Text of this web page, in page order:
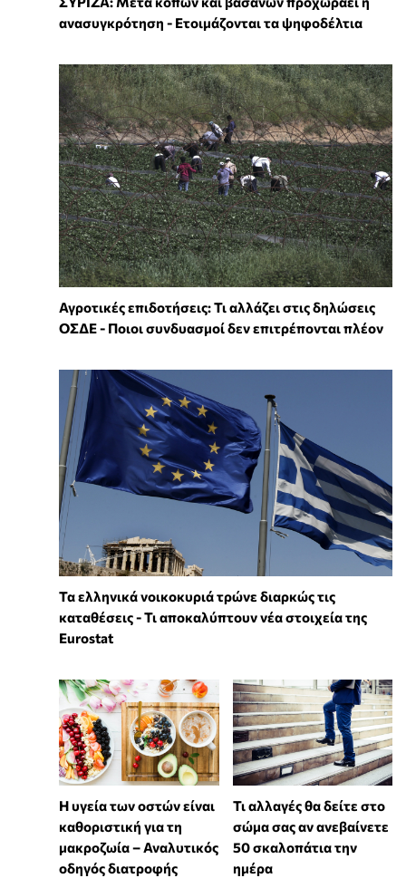
ανασυγκρότηση - Ετοιμάζονται τα ψηφοδέλτια
Αγροτικές επιδοτήσεις: Τι αλλάζει στις δηλώσεις
ΟΣΔΕ - Ποιοι συνδυασμοί δεν επιτρέπονται πλέον
Τα ελληνικά νοικοκυριά τρώνε διαρκώς τις
καταθέσεις - Τι αποκαλύπτουν νέα στοιχεία της
Eurostat
Η υγεία των οστών είναι
καθοριστική για τη
μακροζωία – Αναλυτικός
οδηγός διατροφής
Τι αλλαγές θα δείτε στο
σώμα σας αν ανεβαίνετε
50 σκαλοπάτια την
ημέρα